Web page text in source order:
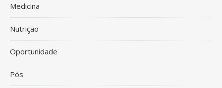
Medicina
Nutrição
Oportunidade
Pós